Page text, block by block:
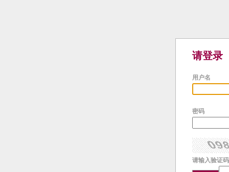
请登录
用户名
密码
请输入验证